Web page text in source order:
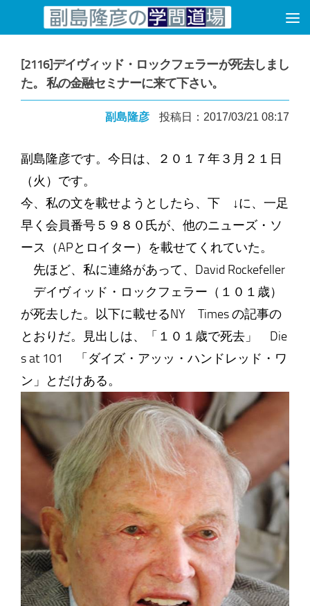
コンテンツへスキップ
[2116]デイヴィッド・ロックフェラーが死去しまし
た。 私の金融セミナーに来て下さい。
副島隆彦 投稿日：2017/03/21 08:17
副島隆彦です。今日は、２０１７年３月２１日
（火）です。
今、私の文を載せようとしたら、下 ↓に、一足
早く会員番号５９８０氏が、他のニューズ・ソ
ース（APとロイター）を載せてくれていた。
先ほど、私に連絡があって、David Rockefeller
デイヴィッド・ロックフェラー（１０１歳）
が死去した。以下に載せるNY Times の記事の
とおりだ。見出しは、「１０１歳で死去」 Die
s at 101 「ダイズ・アッッ・ハンドレッド・ワ
ン」とだけある。